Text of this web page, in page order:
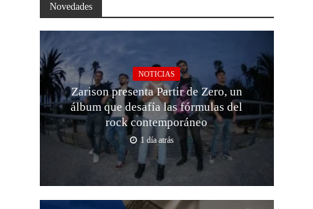
Novedades
NOTICIAS
Zarison presenta Partir de Zero, un
álbum que desafía las fórmulas del
rock contemporáneo
1 día atrás